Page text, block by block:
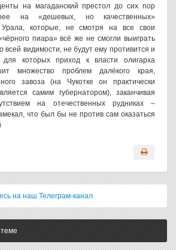
на магаданский престол до сих пор
на «дешевых, но качественных»
Урала, которые, не смотря на все свои
пиара» всё же не смогли выиграть
видимости, не будут ему противится и
для которых приход к власти олигарха
множество проблем далёкого края,
завоза (на Чукотке он практически
самим губернатором), заканчивая
на отечественных рудниках –
что был бы не против сам оказаться
на наш Телеграм-канал